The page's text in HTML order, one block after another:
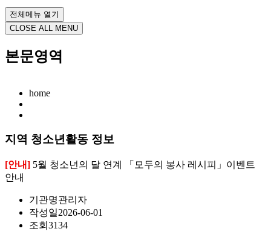
전체메뉴 열기
CLOSE ALL MENU
본문영역
home
지역 청소년활동 정보
[안내] 5월 청소년의 달 연계 「모두의 봉사 레시피」이벤트
안내
기관명관리자
작성일2026-06-01
조회 3134